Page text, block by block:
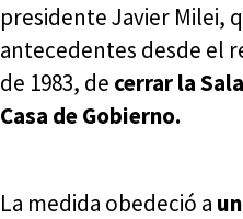
presidente Javier Milei,
antecedentes desde el
de 1983, de cerrar la
Casa de Gobierno.
La medida obedeció a